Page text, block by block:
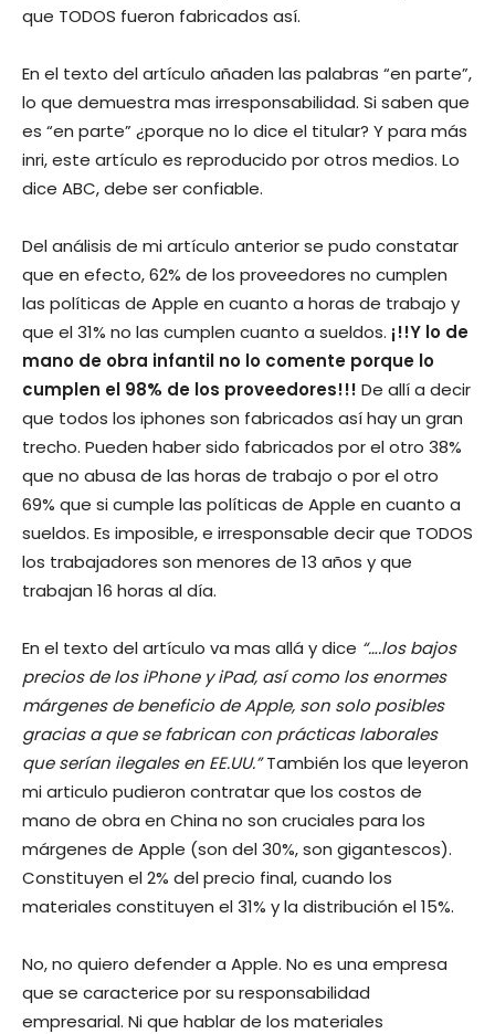
que TODOS fueron fabricados así.
En el texto del artículo añaden las palabras “en parte”,
lo que demuestra mas irresponsabilidad. Si saben que
es “en parte” ¿porque no lo dice el titular? Y para más
inri, este artículo es reproducido por otros medios. Lo
dice ABC, debe ser confiable.
Del análisis de mi artículo anterior se pudo constatar
que en efecto, 62% de los proveedores no cumplen
las políticas de Apple en cuanto a horas de trabajo y
que el 31% no las cumplen cuanto a sueldos. ¡!!Y lo de
mano de obra infantil no lo comente porque lo
cumplen el 98% de los proveedores!!! De allí a decir
que todos los iphones son fabricados así hay un gran
trecho. Pueden haber sido fabricados por el otro 38%
que no abusa de las horas de trabajo o por el otro
69% que si cumple las políticas de Apple en cuanto a
sueldos. Es imposible, e irresponsable decir que TODOS
los trabajadores son menores de 13 años y que
trabajan 16 horas al día.
En el texto del artículo va mas allá y dice “….los bajos
precios de los iPhone y iPad, así como los enormes
márgenes de beneficio de Apple, son solo posibles
gracias a que se fabrican con prácticas laborales
que serían ilegales en EE.UU.”También los que leyeron
mi articulo pudieron contratar que los costos de
mano de obra en China no son cruciales para los
márgenes de Apple (son del 30%, son gigantescos).
Constituyen el 2% del precio final, cuando los
materiales constituyen el 31% y la distribución el 15%.
No, no quiero defender a Apple. No es una empresa
que se caracterice por su responsabilidad
empresarial. Ni que hablar de los materiales